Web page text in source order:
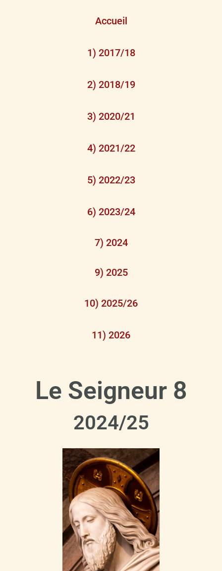
Accueil
1) 2017/18
2) 2018/19
3) 2020/21
4) 2021/22
5) 2022/23
6) 2023/24
7) 2024
9) 2025
10) 2025/26
11) 2026
Le Seigneur 8
2024/25